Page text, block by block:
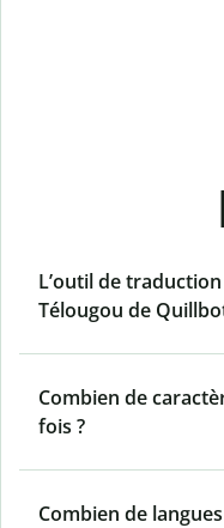
L’outil de
Télougou de
Combien de
fois ?
Combien de